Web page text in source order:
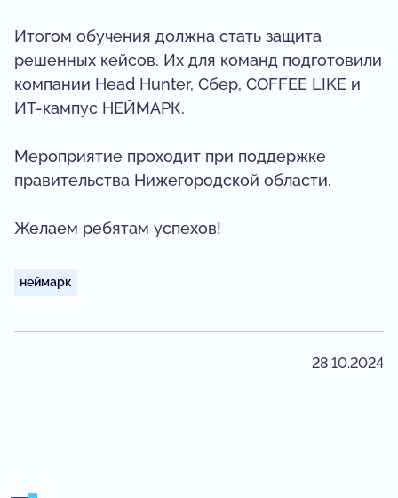
Итогом обучения должна стать защита
решенных кейсов. Их для команд подготовили
компании Head Hunter, Сбер, COFFEE LIKE и
ИТ-кампус НЕЙМАРК.
Мероприятие проходит при поддержке
правительства Нижегородской области.
Желаем ребятам успехов!
неймарк
28.10.2024